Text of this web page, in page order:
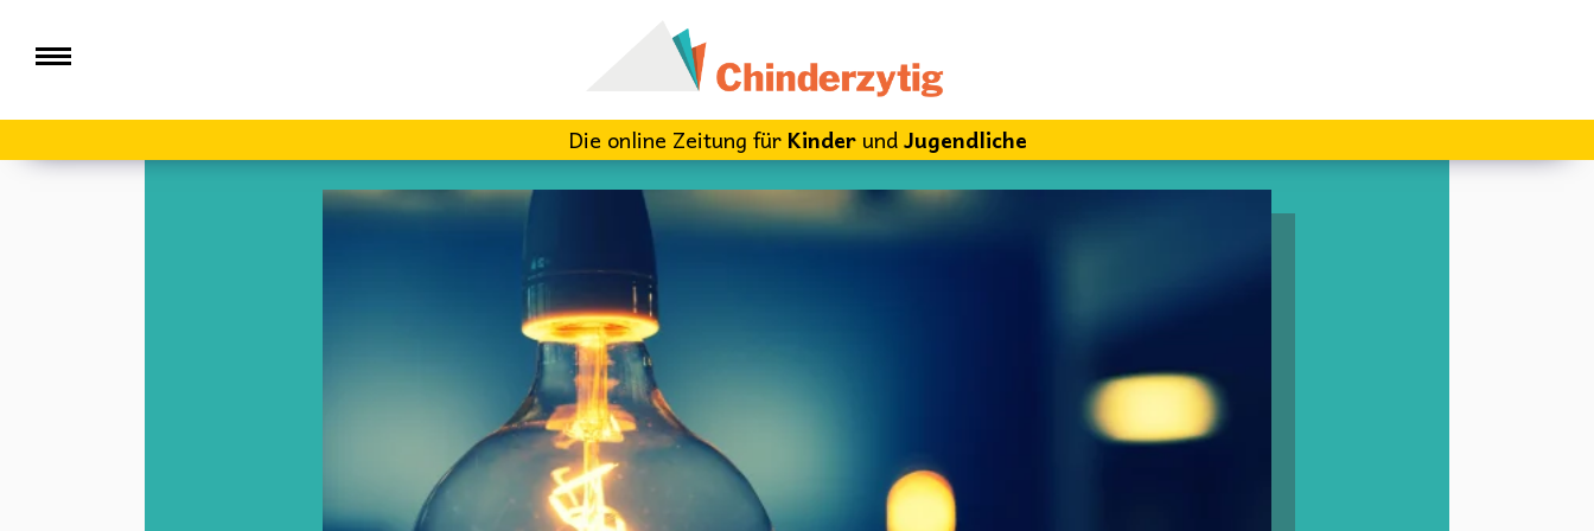
Die online Zeitung für KinderundJugendliche